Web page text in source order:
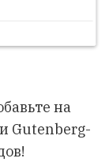
на
Gutenberg-